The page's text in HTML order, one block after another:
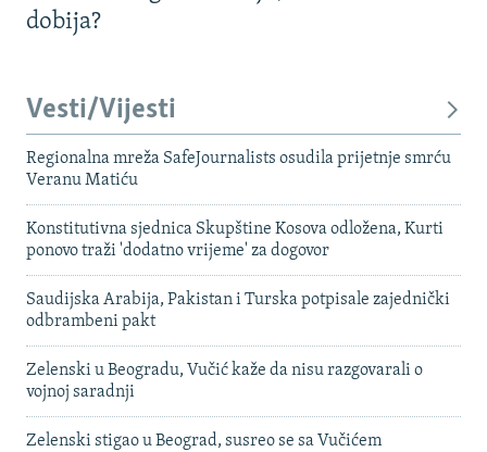
dobija?
Vesti/Vijesti
Regionalna mreža SafeJournalists osudila prijetnje smrću
Veranu Matiću
Konstitutivna sjednica Skupštine Kosova odložena, Kurti
ponovo traži 'dodatno vrijeme' za dogovor
Saudijska Arabija, Pakistan i Turska potpisale zajednički
odbrambeni pakt
Zelenski u Beogradu, Vučić kaže da nisu razgovarali o
vojnoj saradnji
Zelenski stigao u Beograd, susreo se sa Vučićem